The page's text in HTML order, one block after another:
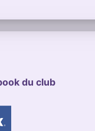
du club